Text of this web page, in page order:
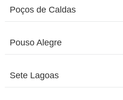
Poços de Caldas
Pouso Alegre
Sete Lagoas